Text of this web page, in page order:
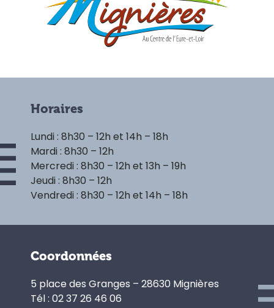
Horaires
Lundi : 8h30 – 12h et 14h – 18h
Mardi : 8h30 – 12h
Mercredi : 8h30 – 12h et 13h – 19h
Jeudi : 8h30 – 12h
Vendredi : 8h30 – 12h et 14h – 18h
Coordonnées
5 place des Granges – 28630 Mignières
Tél : 02 37 26 46 06